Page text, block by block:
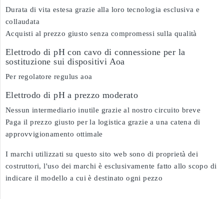
Durata di vita estesa grazie alla loro tecnologia esclusiva e
collaudata
Acquisti al prezzo giusto senza compromessi sulla qualità
Elettrodo di pH con cavo di connessione per la
sostituzione sui dispositivi Aoa
Per regolatore regulus aoa
Elettrodo di pH a prezzo moderato
Nessun intermediario inutile grazie al nostro circuito breve
Paga il prezzo giusto per la logistica grazie a una catena di
approvvigionamento ottimale
I marchi utilizzati su questo sito web sono di proprietà dei
costruttori, l'uso dei marchi è esclusivamente fatto allo scopo di
indicare il modello a cui è destinato ogni pezzo